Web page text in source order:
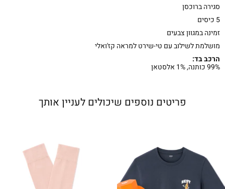
סגירה ברוכסן
5 כיסים
זמינה במגוון צבעים
מושלמת לשילוב עם טי-שירט למראה קז'ואלי
הרכב בד:
99% כותנה, 1% אלסטאן
פריטים נוספים שיכולים לעניין אותך